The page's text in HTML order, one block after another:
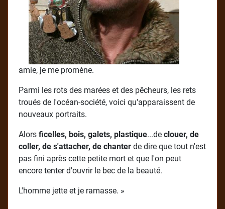
amie, je me promène.
Parmi les rots des marées et des pêcheurs, les rets
troués de l'océan-société, voici qu'apparaissent de
nouveaux portraits.
Alorsficelles, bois, galets, plastique...de clouer, de
coller, de s'attacher, de chanterde dire que tout n'est
pas fini après cette petite mort et que l'on peut
encore tenter d'ouvrir le bec de la beauté.
L'homme jette et je ramasse. »